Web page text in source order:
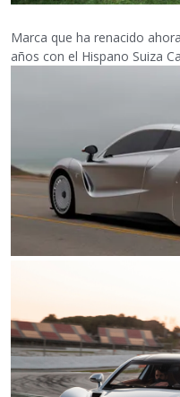
Marca que ha renacido
años con el Hispano Suiza